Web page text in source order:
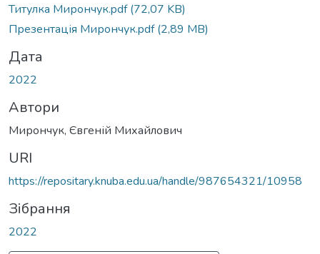
Титулка Мирончук.pdf(72,07 KB)
Презентація Мирончук.pdf(2,89 MB)
Дата
2022
Автори
Мирончук, Євгеній Михайлович
URI
https://repositary.knuba.edu.ua/handle/987654321/10958
Зібрання
2022